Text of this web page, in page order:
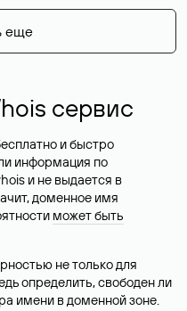
еще
сервис
и быстро
информация по
и не выдается в
доменное имя
может быть
не только для
определить, свободен ли
имени в доменной зоне.